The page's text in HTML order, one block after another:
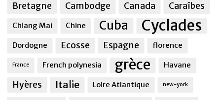
Bretagne Cambodge Canada Caraîbes
Chiang Mai Chine Cuba Cyclades
Dordogne Ecosse Espagne florence
France French polynesia grèce Havane
Hyères Italie Loire Atlantique new-york